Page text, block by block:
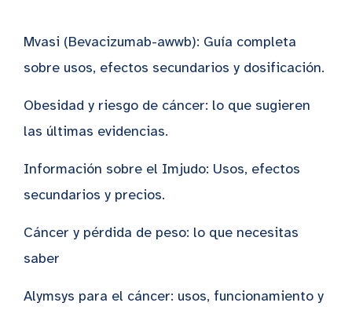
Mvasi (Bevacizumab-awwb): Guía completa
sobre usos, efectos secundarios y dosificación.
Obesidad y riesgo de cáncer: lo que sugieren
las últimas evidencias.
Información sobre el Imjudo: Usos, efectos
secundarios y precios.
Cáncer y pérdida de peso: lo que necesitas
saber
Alymsys para el cáncer: usos, funcionamiento y